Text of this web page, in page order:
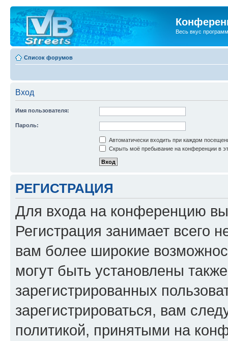
Весь вкус
Список форумов
Вход
Имя пользователя:
Пароль:
Автоматически входить при каждом
Скрыть моё пребывание на конференции в
РЕГИСТРАЦИЯ
Для входа на конференцию
Регистрация занимает всего
вам более широкие
могут быть установлены
зарегистрированных
зарегистрироваться, вам
политикой, принятыми на